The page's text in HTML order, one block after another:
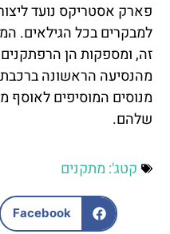
פארק אסטריקס נועד
למבקרים בכל הגילאים.
זה, ומספקות הן
מהנסיעה הראשונה
מנוסים המוסיפים
שלהם.
קטג': מתקנים
Facebook